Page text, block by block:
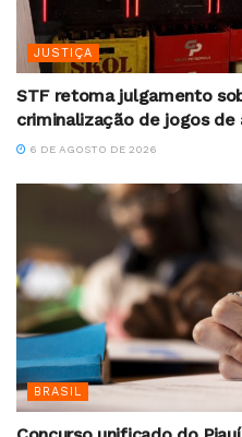
JUSTIÇA
STF retoma julgamento
criminalização de jogos de
6 DE AGOSTO DE 2026
BRASIL